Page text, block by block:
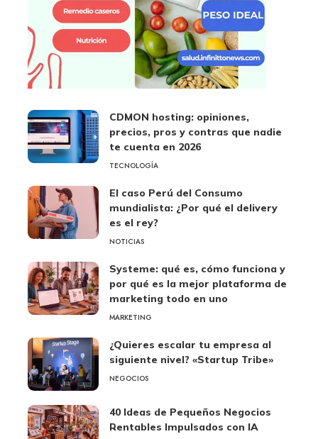
CDMON hosting: opiniones,
precios, pros y contras que nadie
te cuenta en 2026
TECNOLOGÍA
El caso Perú del Consumo
mundialista: ¿Por qué el delivery
es el rey?
NOTICIAS
Systeme: qué es, cómo funciona y
por qué es la mejor plataforma de
marketing todo en uno
MARKETING
¿Quieres escalar tu empresa al
siguiente nivel? «Startup Tribe»
NEGOCIOS
40 Ideas de Pequeños Negocios
Rentables Impulsados con IA